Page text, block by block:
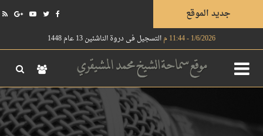
جديد الموقع
1/6/2026 - 11:44 م التسجيل في دروة الناشئين 13 عام 1448